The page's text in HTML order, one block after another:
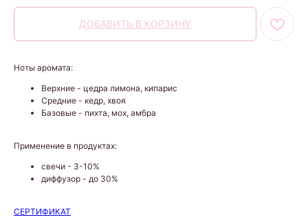
ДОБАВИТЬ В КОРЗИНУ
Ноты аромата:
Верхние - цедра лимона, кипарис
Средние - кедр, хвоя
Базовые - пихта, мох, амбра
Применение в продуктах:
свечи - 3-10%
диффузор - до 30%
СЕРТИФИКАТ